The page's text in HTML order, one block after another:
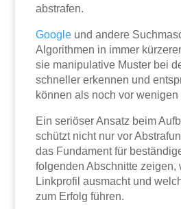
abstrafen.
Google und andere
Algorithmen in immer
sie manipulative Muster bei
schneller erkennen und
können als noch vor wenigen
Ein seriöser Ansatz beim
schützt nicht nur vor
das Fundament für
folgenden Abschnitte
Linkprofil ausmacht und
zum Erfolg führen.